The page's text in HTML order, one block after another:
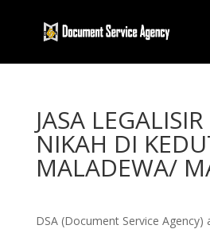
JASA
NIKAH DI
MALADEWA/
DSA (Document Service Agency)